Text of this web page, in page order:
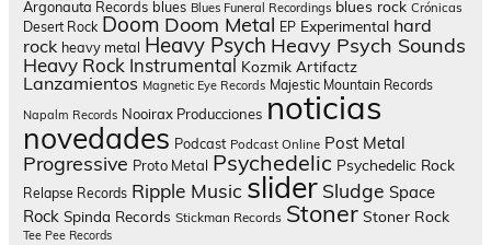
Argonauta Records blues Blues Funeral Recordings blues rock Crónicas
Desert Rock Doom Doom Metal EP Experimental hard
rock heavy metal Heavy Psych Heavy Psych Sounds
Heavy Rock Instrumental Kozmik Artifactz
Lanzamientos Magnetic Eye Records Majestic Mountain Records
Napalm Records Nooirax Producciones noticias
novedades Podcast Podcast Online Post Metal
Progressive Proto Metal Psychedelic Psychedelic Rock
Relapse Records Ripple Music slider Sludge Space
Rock Spinda Records Stickman Records Stoner Stoner Rock
Tee Pee Records